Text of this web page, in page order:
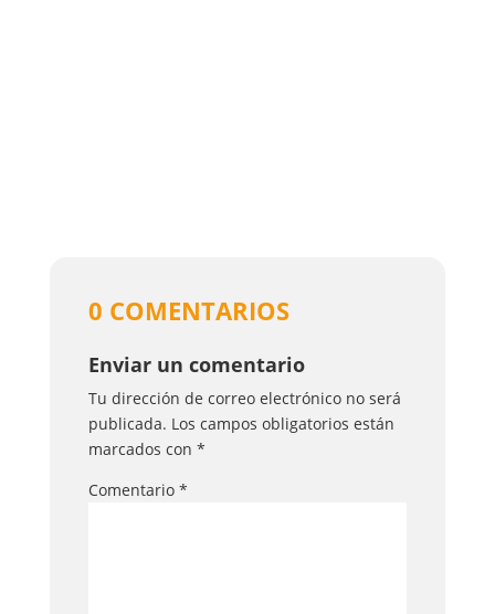
0 COMENTARIOS
Enviar un comentario
Tu dirección de correo electrónico no será
publicada. Los campos obligatorios están
marcados con *
Comentario *